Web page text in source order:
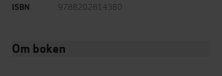
ISBN 9788202814380
Om boken